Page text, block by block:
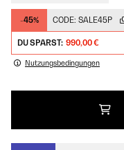
-45% CODE: SALE45P
DU SPARST: 990,00 €
Nutzungsbedingungen